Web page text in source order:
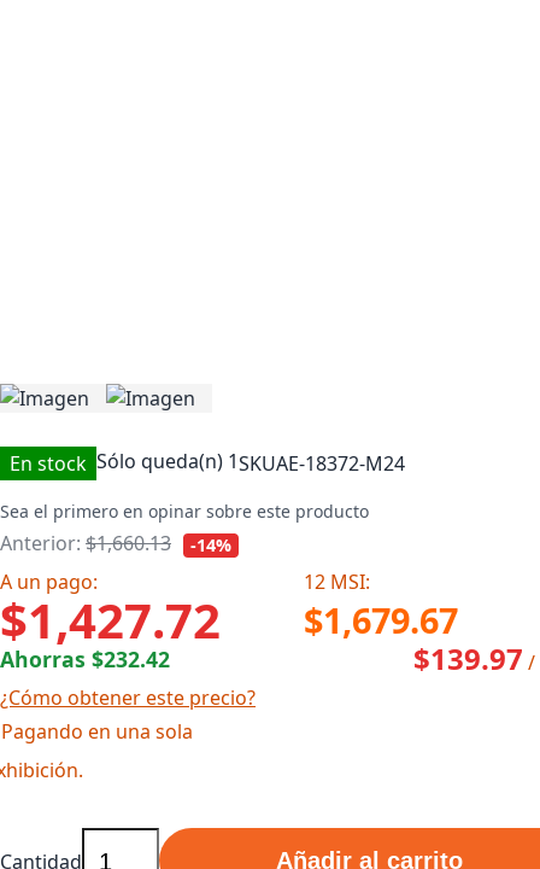
En stock Sólo queda(n) 1SKUAE-18372-M24
Sea el primero en opinar sobre este producto
Anterior: $1,660.13 -14%
A un pago: 12 MSI:
$1,427.72 $1,679.67
Ahorras $232.42
¿Cómo obtener este precio?
en una sola
$139.97 /
Cantidad Añadir al carrito